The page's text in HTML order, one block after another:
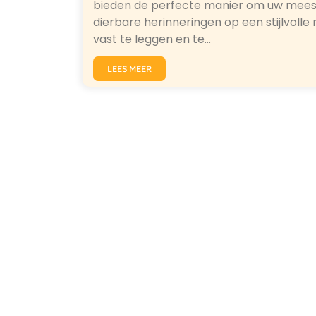
bieden de perfecte manier om uw
dierbare herinneringen op een stijlvolle
vast te leggen en te…
LEES MEER